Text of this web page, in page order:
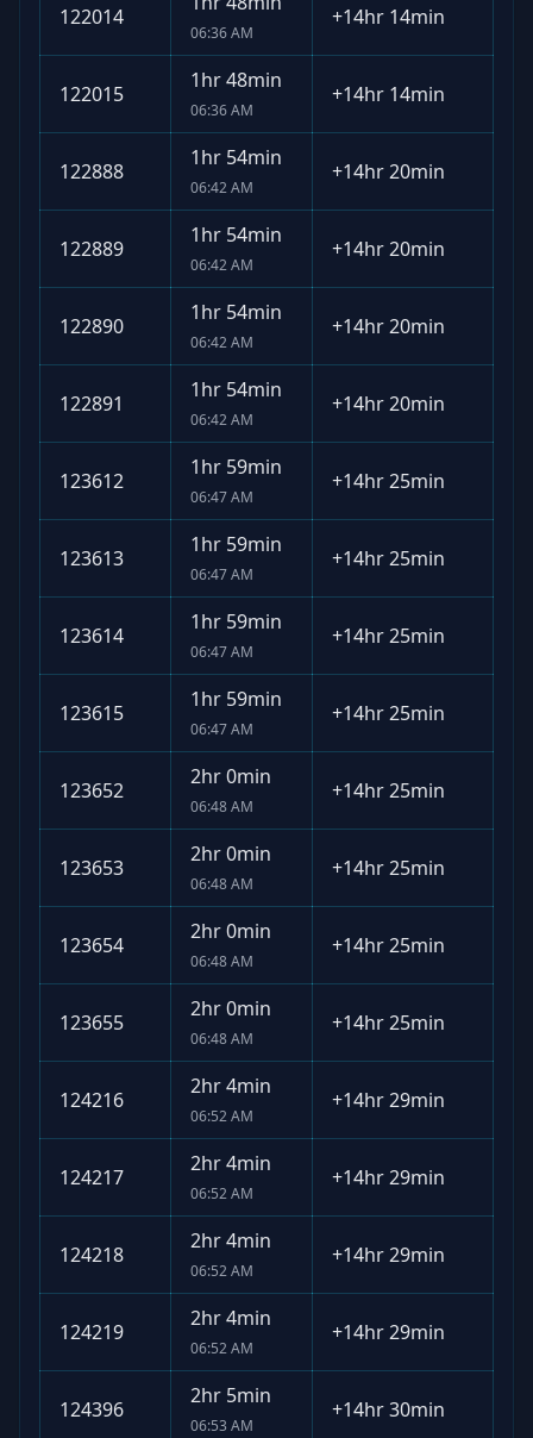
122014
06:36 AM
+14hr 14min
122015
1hr 48min
06:36 AM
+14hr 14min
122888
1hr 54min
06:42 AM
+14hr 20min
122889
1hr 54min
06:42 AM
+14hr 20min
122890
1hr 54min
06:42 AM
+14hr 20min
122891
1hr 54min
06:42 AM
+14hr 20min
123612
1hr 59min
06:47 AM
+14hr 25min
123613
1hr 59min
06:47 AM
+14hr 25min
123614
1hr 59min
06:47 AM
+14hr 25min
123615
1hr 59min
06:47 AM
+14hr 25min
123652
2hr 0min
06:48 AM
+14hr 25min
123653
2hr 0min
06:48 AM
+14hr 25min
123654
2hr 0min
06:48 AM
+14hr 25min
123655
2hr 0min
06:48 AM
+14hr 25min
124216
2hr 4min
06:52 AM
+14hr 29min
124217
2hr 4min
06:52 AM
+14hr 29min
124218
2hr 4min
06:52 AM
+14hr 29min
124219
2hr 4min
06:52 AM
+14hr 29min
124396
2hr 5min
06:53 AM
+14hr 30min